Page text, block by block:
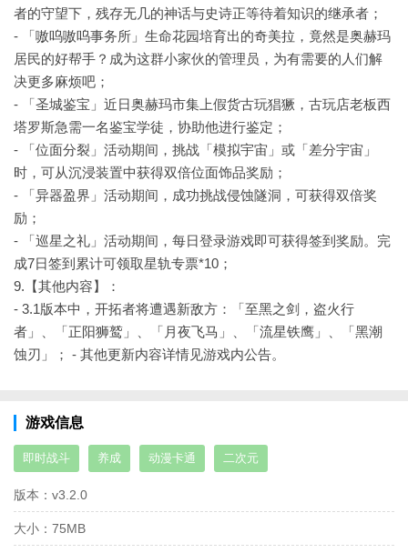
者的守望下，残存无几的神话与史诗正等待着知识的继承者；
- 「嗷呜嗷呜事务所」生命花园培育出的奇美拉，竟然是奥赫玛
居民的好帮手？成为这群小家伙的管理员，为有需要的人们解
决更多麻烦吧；
- 「圣城鉴宝」近日奥赫玛市集上假货古玩猖獗，古玩店老板西
塔罗斯急需一名鉴宝学徒，协助他进行鉴定；
- 「位面分裂」活动期间，挑战「模拟宇宙」或「差分宇宙」
时，可从沉浸装置中获得双倍位面饰品奖励；
- 「异器盈界」活动期间，成功挑战侵蚀隧洞，可获得双倍奖
励；
- 「巡星之礼」活动期间，每日登录游戏即可获得签到奖励。完
成7日签到累计可领取星轨专票*10；
9.【其他内容】：
- 3.1版本中，开拓者将遭遇新敌方：「至黑之剑，盗火行
者」、「正阳狮鹫」、「月夜飞马」、「流星铁鹰」、「黑潮
蚀刃」； - 其他更新内容详情见游戏内公告。
游戏信息
即时战斗 养成 动漫卡通 二次元
版本： v3.2.0
大小： 75MB